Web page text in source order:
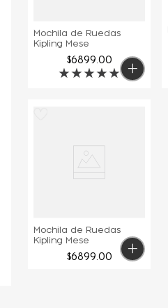
Mochila de Ruedas
Kipling Mese
$6899.00
★★★★★
Mochila de Ruedas
Kipling Mese
$6899.00